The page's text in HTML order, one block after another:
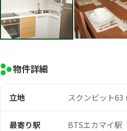
物件詳細
立地 スクンビット
最寄り駅 BTSエカマイ駅